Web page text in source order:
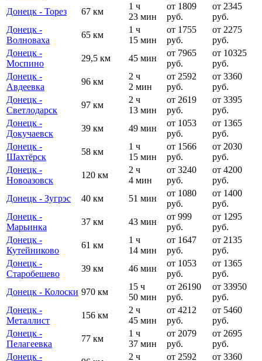
Донецк - Торез
67 км
1 ч
23 мин
от 1809
руб.
от 2345
руб.
Донецк -
Волноваха
65 км
1 ч
15 мин
от 1755
руб.
от 2275
руб.
Донецк -
Моспино
29,5 км 45 мин
от 7965
руб.
от 10325
руб.
Донецк -
Авдеевка
96 км
2 ч
2 мин
от 2592
руб.
от 3360
руб.
Донецк -
Светлодарск
97 км
2 ч
13 мин
от 2619
руб.
от 3395
руб.
Донецк -
Докучаевск
39 км 49 мин
от 1053
руб.
от 1365
руб.
Донецк -
Шахтёрск
58 км
1 ч
15 мин
от 1566
руб.
от 2030
руб.
Донецк -
Новоазовск
120 км
2 ч
4 мин
от 3240
руб.
от 4200
руб.
Донецк - Зугрэс
40 км 51 мин
от 1080
руб.
от 1400
руб.
Донецк -
Марьинка
37 км 43 мин
от 999
руб.
от 1295
руб.
Донецк -
Кутейниково
61 км
1 ч
14 мин
от 1647
руб.
от 2135
руб.
Донецк -
Старобешево
39 км 46 мин
от 1053
руб.
от 1365
руб.
Донецк - Колоски 970 км
15 ч
50 мин
от 26190
руб.
от 33950
руб.
Донецк -
Металлист
156 км
2 ч
45 мин
от 4212
руб.
от 5460
руб.
Донецк -
Пелагеевка
77 км
1 ч
37 мин
от 2079
руб.
от 2695
руб.
Донецк -
2 ч
от 2592
от 3360